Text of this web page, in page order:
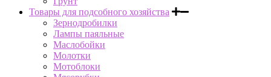
Товары для подсобного хозяйства
Зернодробилки
Лампы паяльные
Маслобойки
Молотки
Мотоблоки